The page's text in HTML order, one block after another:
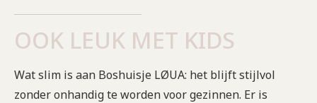
OOK LEUK MET KIDS
Wat slim is aan Boshuisje LØUA: het blijft stijlvol
zonder onhandig te worden voor gezinnen. Er is